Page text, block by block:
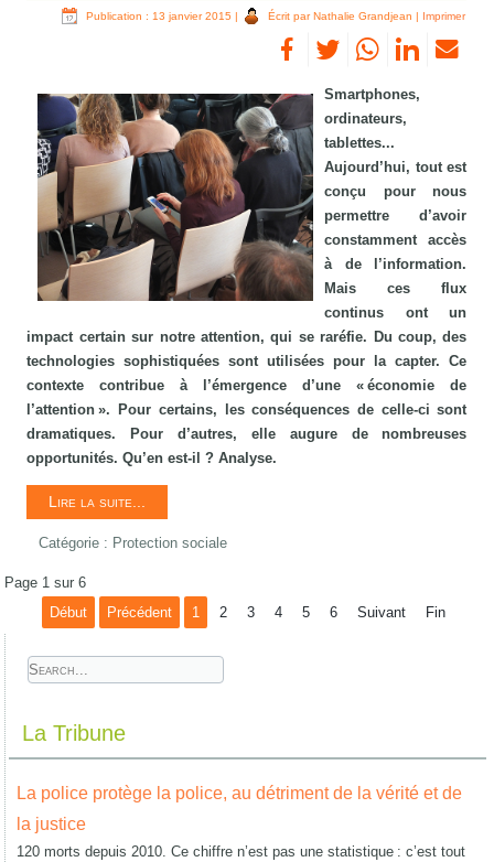
Publication : 13 janvier 2015 | Écrit par Nathalie Grandjean | Imprimer
Smartphones,
ordinateurs,
tablettes...
Aujourd’hui, tout est
conçu pour nous
permettre d’avoir
constamment accès
à de l’information.
Mais ces flux
continus ont un
impact certain sur notre attention, qui se raréfie. Du coup, des
technologies sophistiquées sont utilisées pour la capter. Ce
contexte contribue à l’émergence d’une « économie de
l’attention ». Pour certains, les conséquences de celle-ci sont
dramatiques. Pour d’autres, elle augure de nombreuses
opportunités. Qu’en est-il ? Analyse.
Lire la suite...
Catégorie : Protection sociale
Page 1 sur 6
Début
Précédent 1 2 3 4 5 6 Suivant Fin
La Tribune
La police protège la police, au détriment de la vérité et de
la justice
120 morts depuis 2010. Ce chiffre n’est pas une statistique : c’est tout